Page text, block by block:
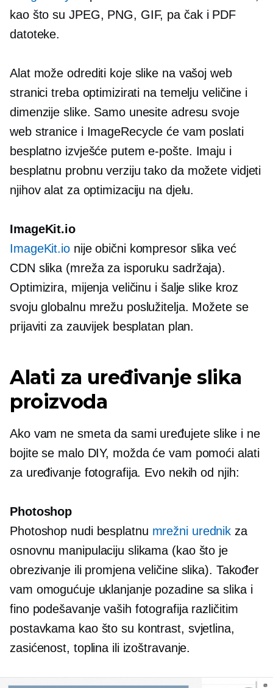
kao što su JPEG, PNG, GIF, pa čak i PDF
datoteke.
Alat može odrediti koje slike na vašoj web
stranici treba optimizirati na temelju veličine i
dimenzije slike. Samo unesite adresu svoje
web stranice i ImageRecycle će vam poslati
besplatno izvješće putem e-pošte. Imaju i
besplatnu probnu verziju tako da možete vidjeti
njihov alat za optimizaciju na djelu.
ImageKit.io
ImageKit.ionije obični kompresor slika već
CDN slika (mreža za isporuku sadržaja).
Optimizira, mijenja veličinu i šalje slike kroz
svoju globalnu mrežu poslužitelja. Možete se
prijaviti za zauvijek besplatan plan.
Alati za uređivanje slika
proizvoda
Ako vam ne smeta da sami uređujete slike i ne
bojite se malo DIY, možda će vam pomoći alati
za uređivanje fotografija. Evo nekih od njih:
Photoshop
Photoshop nudi besplatnu mrežni urednik za
osnovnu manipulaciju slikama (kao što je
obrezivanje ili promjena veličine slika). Također
vam omogućuje uklanjanje pozadine sa slika i
fino podešavanje vaših fotografija različitim
postavkama kao što su kontrast, svjetlina,
zasićenost, toplina ili izoštravanje.